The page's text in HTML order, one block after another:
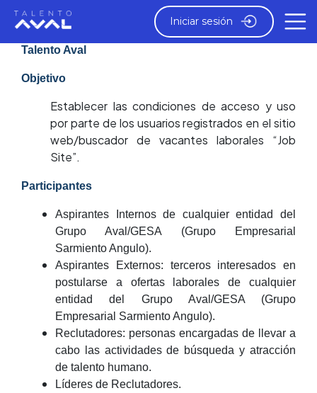
Iniciar sesión
Términos, condiciones y tratamiento de datos
Talento Aval
Objetivo
Establecer las condiciones de acceso y uso
por parte de los usuarios registrados en el sitio
web/buscador de vacantes laborales “Job
Site”.
Participantes
Aspirantes Internos de cualquier entidad del
Grupo Aval/GESA (Grupo Empresarial
Sarmiento Angulo).
Aspirantes Externos: terceros interesados en
postularse a ofertas laborales de cualquier
entidad del Grupo Aval/GESA (Grupo
Empresarial Sarmiento Angulo).
Reclutadores: personas encargadas de llevar a
cabo las actividades de búsqueda y atracción
de talento humano.
Líderes de Reclutadores.